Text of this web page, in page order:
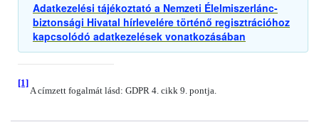
Adatkezelési tájékoztató a Nemzeti Élelmiszerlánc-
biztonsági Hivatal hírlevelére történő regisztrációhoz
kapcsolódó adatkezelések vonatkozásában
[1]
A címzett fogalmát lásd: GDPR 4. cikk 9. pontja.